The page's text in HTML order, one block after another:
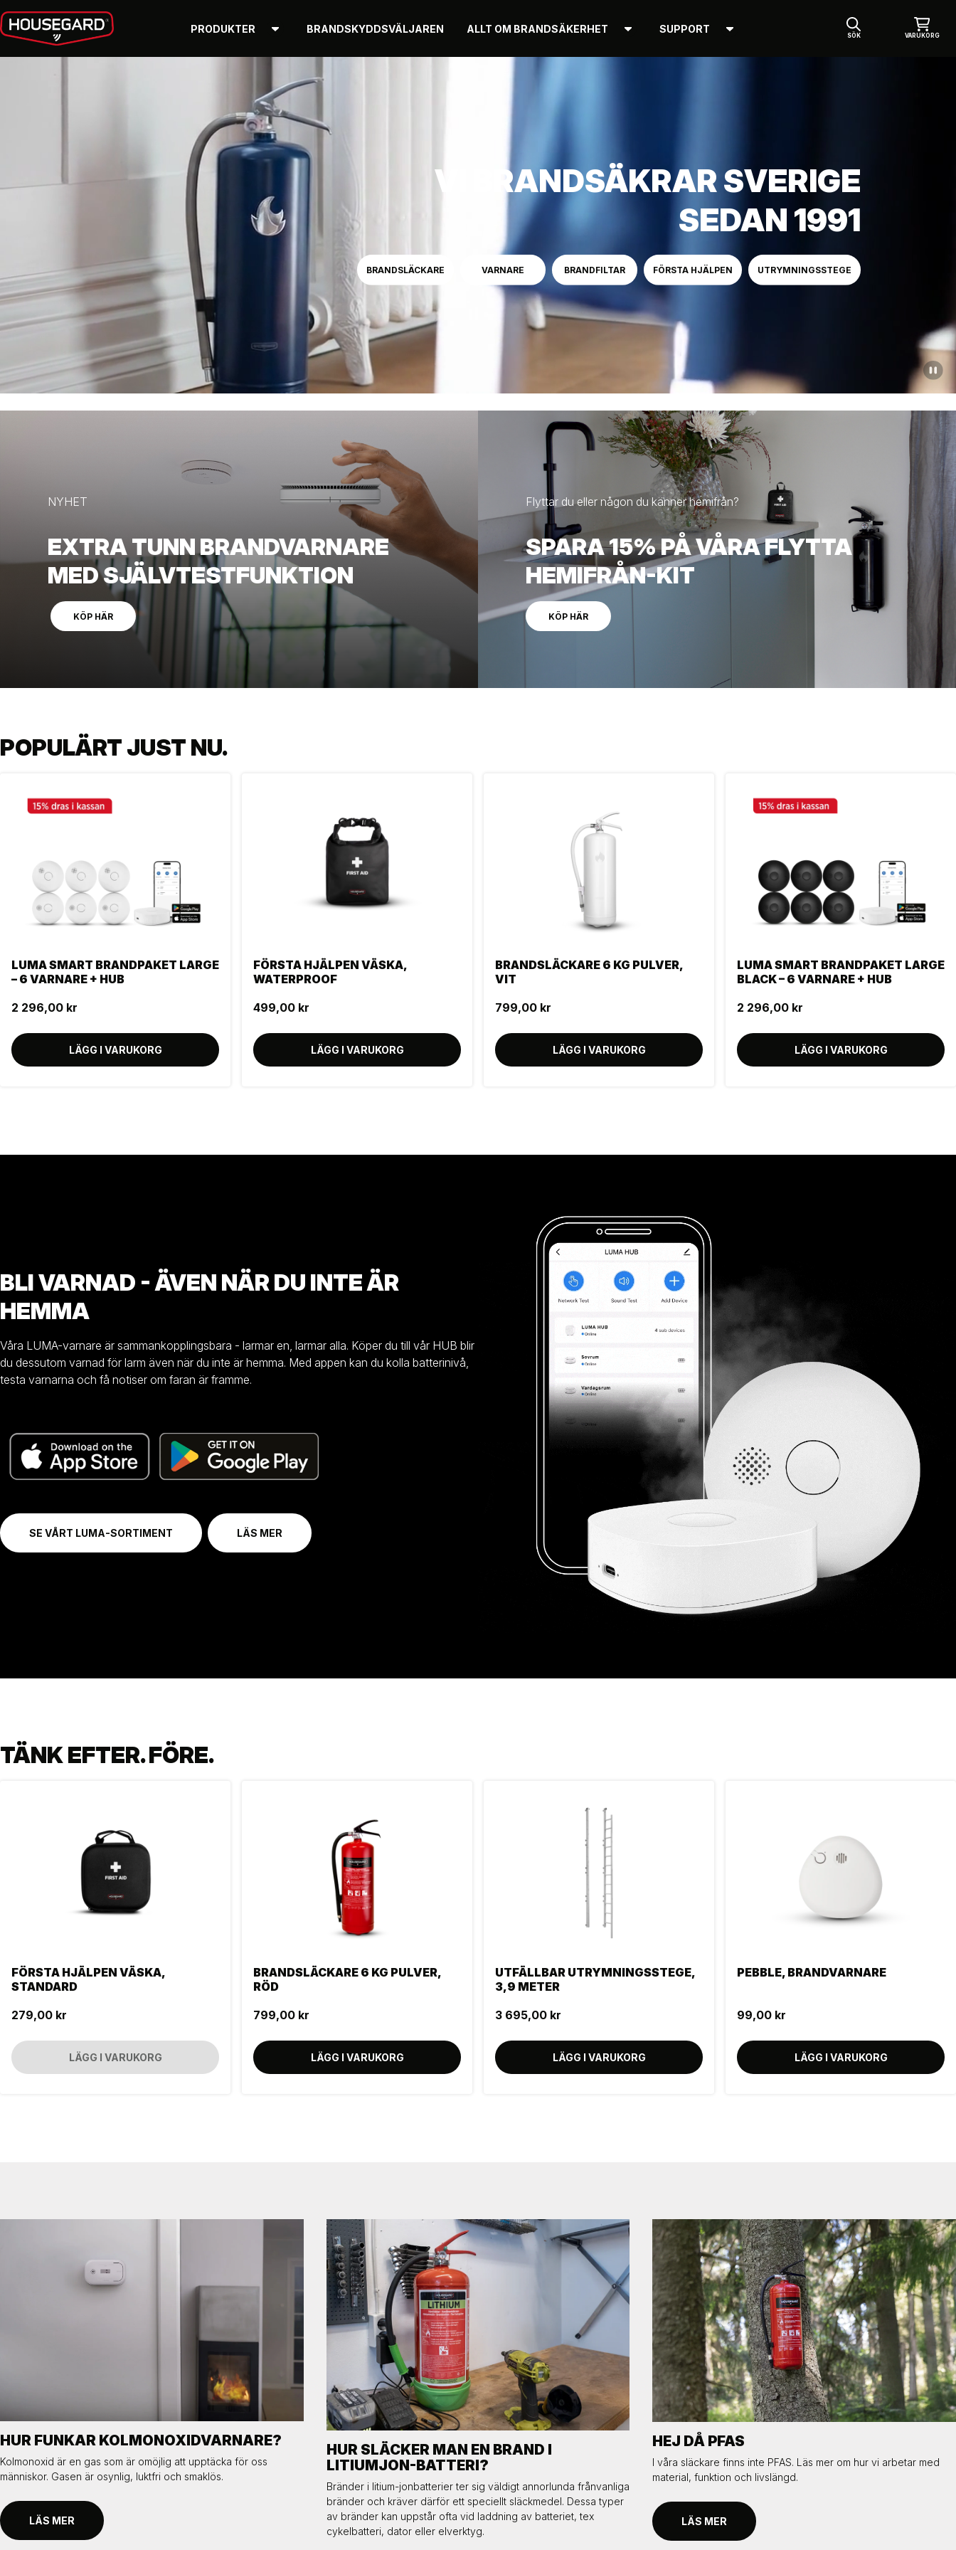
PRODUKTER BRANDSKYDDSVÄLJAREN ALLT OM BRANDSÄKERHET SUPPORT
SÖK VARUKORG
VI BRANDSÄKRAR SVERIGE
SEDAN 1991
BRANDSLÄCKARE VARNARE BRANDFILTAR FÖRSTA HJÄLPEN UTRYMNINGSSTEGE
NYHET
EXTRA TUNN BRANDVARNARE
MED SJÄLVTESTFUNKTION
KÖP HÄR
Flyttar du eller någon du känner hemifrån?
SPARA 15% PÅ VÅRA FLYTTA
HEMIFRÅN-KIT
KÖP HÄR
POPULÄRT JUST NU.
LUMA SMART BRANDPAKET LARGE
– 6 VARNARE + HUB
2 296,00 kr
LÄGG I VARUKORG
FÖRSTA HJÄLPEN VÄSKA,
WATERPROOF
499,00 kr
LÄGG I VARUKORG
BRANDSLÄCKARE 6 KG PULVER,
VIT
799,00 kr
LÄGG I VARUKORG
LUMA SMART BRANDPAKET LARGE
BLACK – 6 VARNARE + HUB
2 296,00 kr
LÄGG I VARUKORG
BLI VARNAD - ÄVEN NÄR DU INTE ÄR
HEMMA
Våra LUMA-varnare är sammankopplingsbara - larmar en, larmar alla. Köper du till vår HUB blir
du dessutom varnad för larm även när du inte är hemma. Med appen kan du kolla batterinivå,
testa varnarna och få notiser om faran är framme.
SE VÅRT LUMA-SORTIMENT LÄS MER
TÄNK EFTER. FÖRE.
FÖRSTA HJÄLPEN VÄSKA,
STANDARD
279,00 kr
LÄGG I VARUKORG
BRANDSLÄCKARE 6 KG PULVER,
RÖD
799,00 kr
LÄGG I VARUKORG
UTFÄLLBAR UTRYMNINGSSTEGE,
3,9 METER
3 695,00 kr
LÄGG I VARUKORG
PEBBLE, BRANDVARNARE
99,00 kr
LÄGG I VARUKORG
HUR FUNKAR KOLMONOXIDVARNARE?
Kolmonoxid är en gas som är omöjlig att upptäcka för oss
människor. Gasen är osynlig, luktfri och smaklös.
LÄS MER
HUR SLÄCKER MAN EN BRAND I
LITIUMJON-BATTERI?
Bränder i litium-jonbatterier ter sig väldigt annorlunda frånvanliga
bränder och kräver därför ett speciellt släckmedel. Dessa typer
av bränder kan uppstår ofta vid laddning av batteriet, tex
cykelbatteri, dator eller elverktyg.
HEJ DÅ PFAS
I våra släckare finns inte PFAS. Läs mer om hur vi arbetar med
material, funktion och livslängd.
LÄS MER